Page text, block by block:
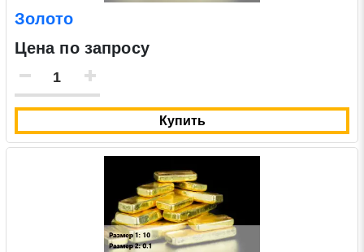
Золото
Цена по запросу
Купить
Отправить заявку
на обработку своих персональных данных в соответствии со
статьей 9 Федерального закона от 27 июля 2006 г. N 152-ФЗ
«О персональных данных», а также соглашаетесь на
информационную рассылку по средством e-mail или СМС